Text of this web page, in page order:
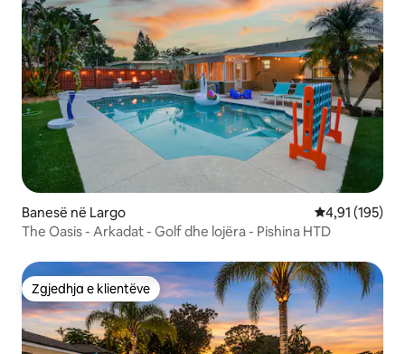
Banesë në Largo Vlerësimi
4,91 (195)
The Oasis - Arkadat - Golf dhe lojëra - Pishina HTD
Zgjedhja e klientëve
Zgjedhja e klientëve